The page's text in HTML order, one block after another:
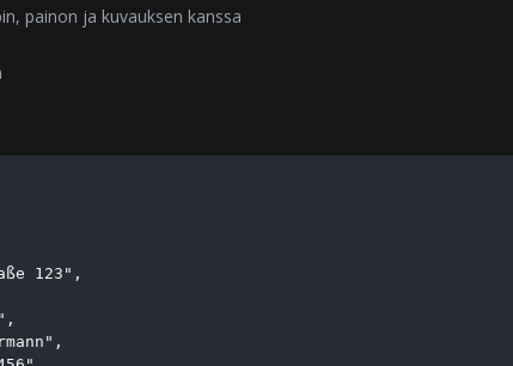
painon ja kuvauksen kanssa
123",